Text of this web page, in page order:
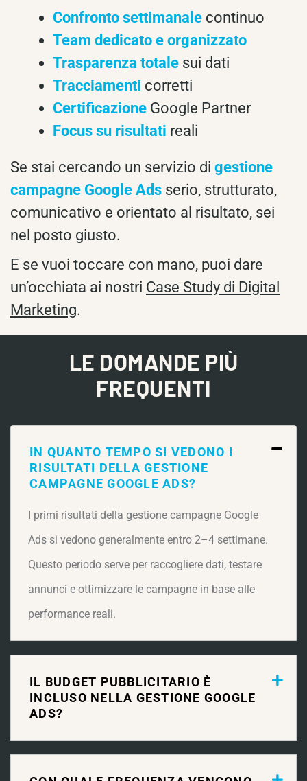
Confronto settimanale continuo
Team dedicato e organizzato
Trasparenza totale sui dati
Tracciamenti corretti
Certificazione Google Partner
Focus su risultati reali
Se stai cercando un servizio di gestione
campagne Google Ads serio, strutturato,
comunicativo e orientato al risultato, sei
nel posto giusto.
E se vuoi toccare con mano, puoi dare
un’occhiata ai nostri Case Study di Digital
Marketing.
LE DOMANDE PIÙ
FREQUENTI
IN QUANTO TEMPO SI VEDONO I
RISULTATI DELLA GESTIONE
CAMPAGNE GOOGLE ADS?
I primi risultati della gestione campagne Google
Ads si vedono generalmente entro 2–4 settimane.
Questo periodo serve per raccogliere dati, testare
annunci e ottimizzare le campagne in base alle
performance reali.
IL BUDGET PUBBLICITARIO È
INCLUSO NELLA GESTIONE GOOGLE
ADS?